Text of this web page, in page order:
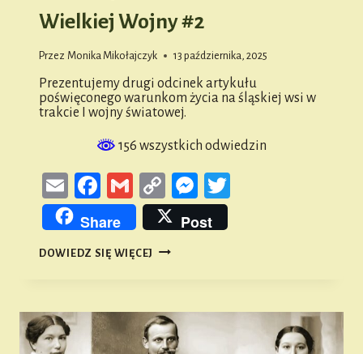
Wielkiej Wojny #2
Przez Monika Mikołajczyk 13 października, 2025
Prezentujemy drugi odcinek artykułu
poświęconego warunkom życia na śląskiej wsi w
trakcie I wojny światowej.
156 wszystkich odwiedzin
EmailFacebook
GmailCopy
Link
Messenger
Share Post
DOWIEDZ SIĘ WIĘCEJ ŻYCIE
WOJNY
#2